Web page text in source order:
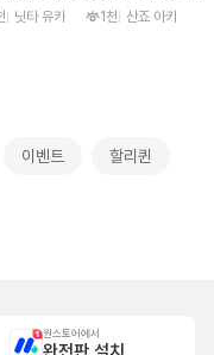
닛타 유카
왕자와 만났습니다
1천 산죠 아키
이벤트 할리퀸
원스토어에서